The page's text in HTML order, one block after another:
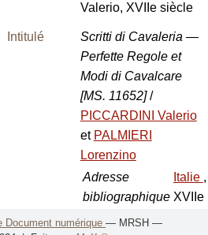
Valerio, XVIIe siècle
Intitulé
Scritti di Cavaleria —
Perfette Regole et
Modi di Cavalcare
[MS. 11652]/
PICCARDINI Valerio
et PALMIERI
Lorenzino
Adresse
bibliographique
:
Italie ,
XVIIe
Document numérique — MRSH —